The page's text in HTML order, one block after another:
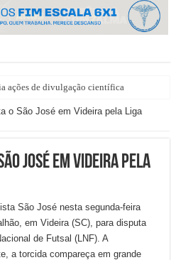
ações de divulgação científica
o São José em Videira pela Liga
José em Videira pela
São José nesta segunda-feira
em Videira (SC), para disputa
de Futsal (LNF). A
a torcida compareça em grande